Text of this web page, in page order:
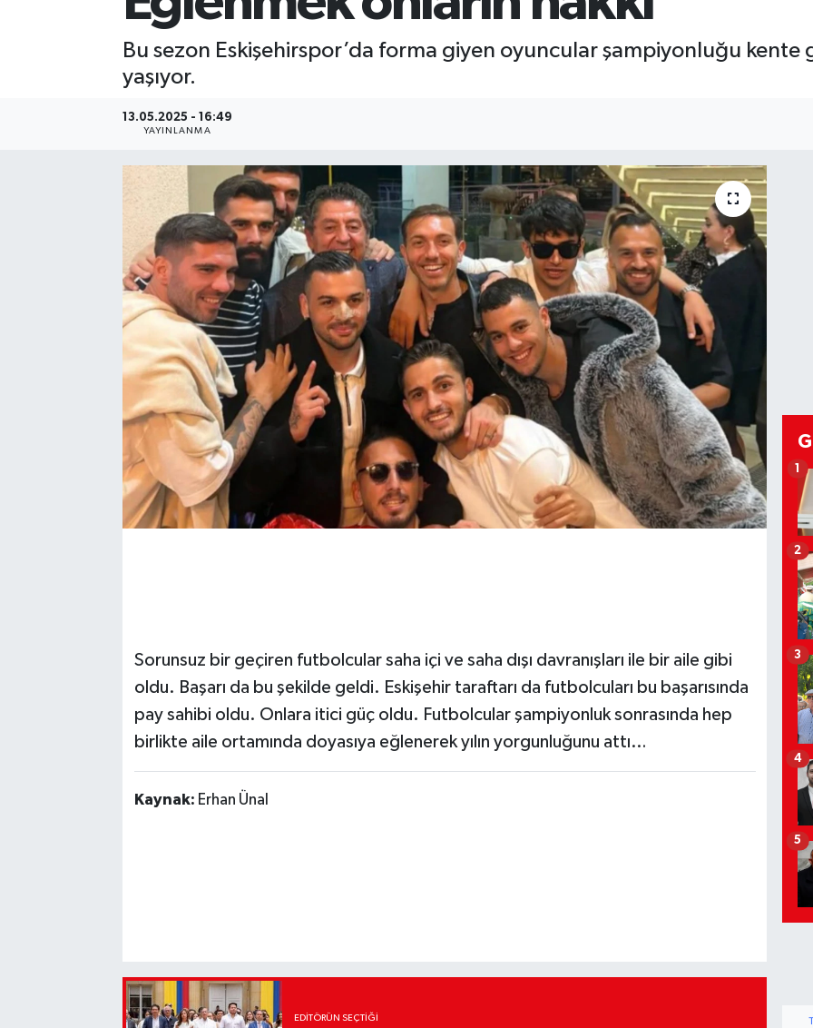
Bu sezon Eskişehirspor’da forma giyen oyuncular şampiyonluğu
yaşıyor.
13.05.2025 - 16:49
YAYINLANMA
Sorunsuz bir geçiren futbolcular saha içi ve saha dışı davranışları ile bir aile gibi
oldu. Başarı da bu şekilde geldi. Eskişehir taraftarı da futbolcuları bu başarısında
pay sahibi oldu. Onlara itici güç oldu. Futbolcular şampiyonluk sonrasında hep
birlikte aile ortamında doyasıya eğlenerek yılın yorgunluğunu attı…
Kaynak: Erhan Ünal
EDITÖRÜN SEÇTIĞI
1
2
3
4
5